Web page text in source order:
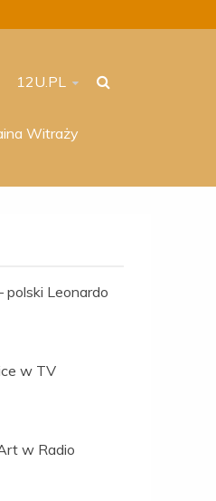
12U.PL
Witraży
polski Leonardo
w TV
w Radio